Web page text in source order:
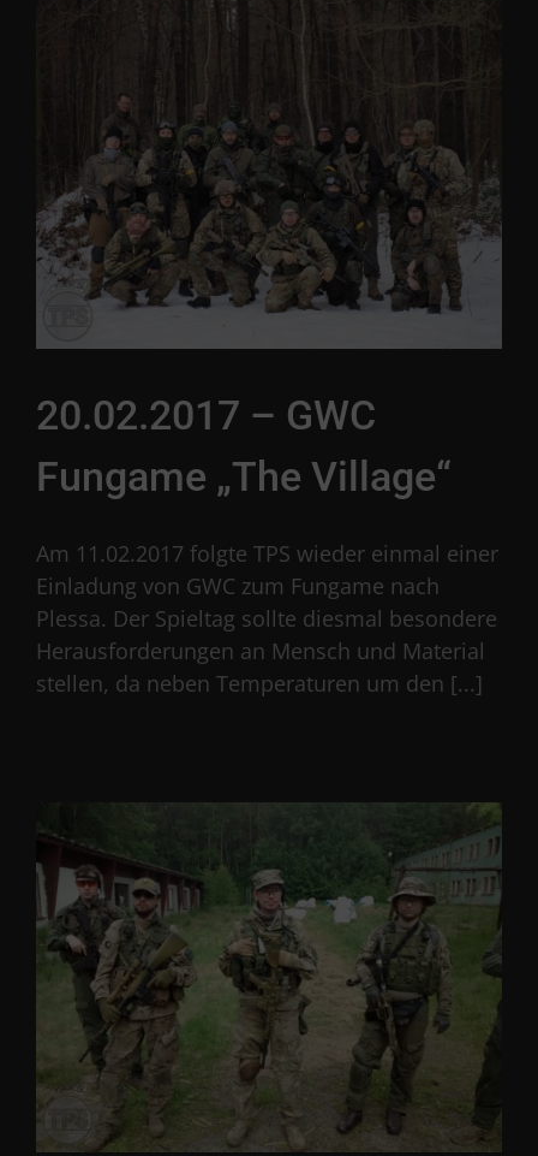
20.02.2017 – GWC
Fungame „The Village“
Am 11.02.2017 folgte TPS wieder einmal einer
Einladung von GWC zum Fungame nach
Plessa. Der Spieltag sollte diesmal besondere
Herausforderungen an Mensch und Material
stellen, da neben Temperaturen um den [...]